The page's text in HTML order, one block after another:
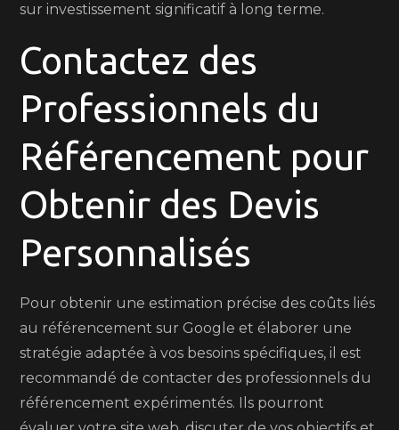
sur investissement significatif à long terme.
Contactez des
Professionnels du
Référencement pour
Obtenir des Devis
Personnalisés
Pour obtenir une estimation précise des coûts liés
au référencement sur Google et élaborer une
stratégie adaptée à vos besoins spécifiques, il est
recommandé de contacter des professionnels du
référencement expérimentés. Ils pourront